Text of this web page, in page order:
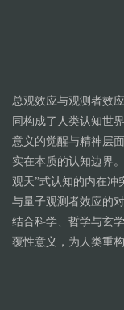
总观效应与观测者效
同构成了人类认知世
意义的觉醒与精神层
实在本质的认知边界
观天”式认知的内在冲
与量子观测者效应的
结合科学、哲学与玄
覆性意义，为人类重